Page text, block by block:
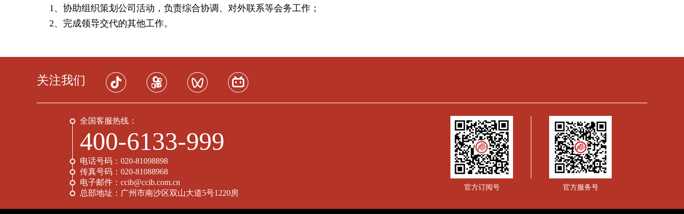
1、协助组织策划公司活动，负责综合协调、对外联系等会务工作；
2、完成领导交代的其他工作。
关注我们
全国客服热线：
400-6133-999
电话号码： 020-81098898
传真号码： 020-81088968
电子邮件： ccib@ccib.com.cn
总部地址： 广州市南沙区双山大道5号1220房
官方订阅号 官方服务号